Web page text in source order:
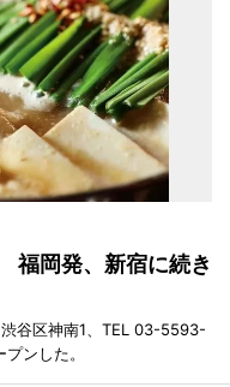
福岡発、新宿に続き
谷区神南1、TEL 03-5593-
ンした。